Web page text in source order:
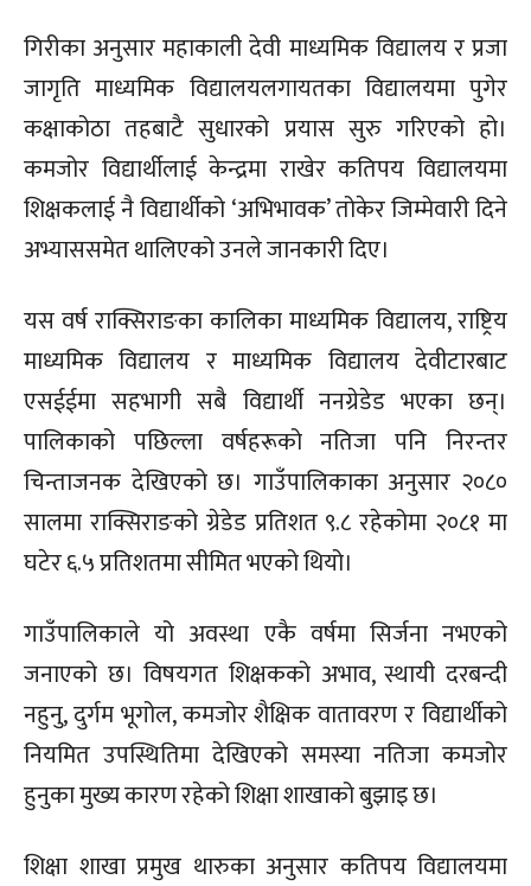
गिरीका अनुसार महाकाली देवी माध्यमिक विद्यालय र प्रजा
जागृति माध्यमिक विद्यालयलगायतका विद्यालयमा पुगेर
कक्षाकोठा तहबाटै सुधारको प्रयास सुरु गरिएको हो।
कमजोर विद्यार्थीलाई केन्द्रमा राखेर कतिपय विद्यालयमा
शिक्षकलाई नै विद्यार्थीको ‘अभिभावक’ तोकेर जिम्मेवारी दिने
अभ्याससमेत थालिएको उनले जानकारी दिए।
यस वर्ष राक्सिराङका कालिका माध्यमिक विद्यालय, राष्ट्रिय
माध्यमिक विद्यालय र माध्यमिक विद्यालय देवीटारबाट
एसईईमा सहभागी सबै विद्यार्थी ननग्रेडेड भएका छन्।
पालिकाको पछिल्ला वर्षहरूको नतिजा पनि निरन्तर
चिन्ताजनक देखिएको छ। गाउँपालिकाका अनुसार २०८०
सालमा राक्सिराङको ग्रेडेड प्रतिशत ९.८ रहेकोमा २०८१ मा
घटेर ६.५ प्रतिशतमा सीमित भएको थियो।
गाउँपालिकाले यो अवस्था एकै वर्षमा सिर्जना नभएको
जनाएको छ। विषयगत शिक्षकको अभाव, स्थायी दरबन्दी
नहुनु, दुर्गम भूगोल, कमजोर शैक्षिक वातावरण र विद्यार्थीको
नियमित उपस्थितिमा देखिएको समस्या नतिजा कमजोर
हुनुका मुख्य कारण रहेको शिक्षा शाखाको बुझाइ छ।
शिक्षा शाखा प्रमुख थारुका अनुसार कतिपय विद्यालयमा